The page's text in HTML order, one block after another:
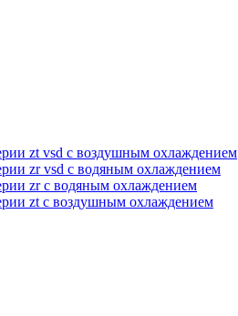
zt vsd с воздушным охлаждением
zr vsd с водяным охлаждением
zr с водяным охлаждением
zt с воздушным охлаждением